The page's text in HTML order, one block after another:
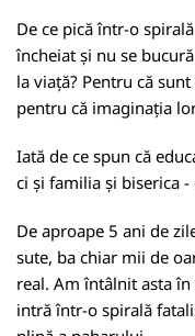
De ce pică într-o
încheiat și nu se
la viață? Pentru că
pentru că imaginația
Iată de ce spun că
ci și familia și biserica
De aproape 5 ani de
sute, ba chiar mii de
real. Am întâlnit asta
intră într-o spirală